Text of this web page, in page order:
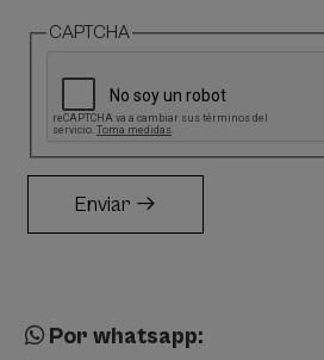
CAPTCHA
Enviar
Por whatsapp: